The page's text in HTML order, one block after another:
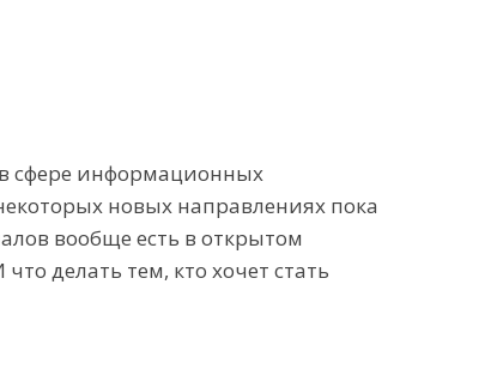
в сфере информационных
новых направлениях пока
вообще есть в открытом
что делать тем, кто хочет стать